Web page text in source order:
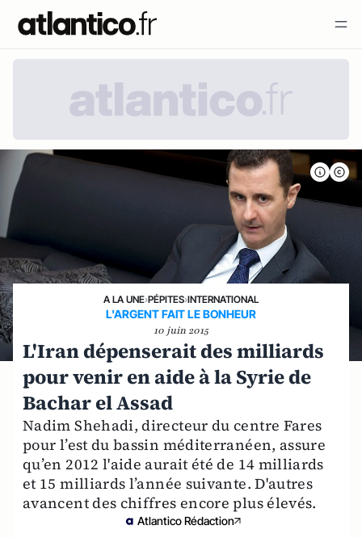
A LA UNE›PÉPITES›INTERNATIONAL
L'ARGENT FAIT LE BONHEUR
10 juin 2015
L'Iran dépenserait des milliards
pour venir en aide à la Syrie de
Bachar el Assad
Nadim Shehadi, directeur du centre Fares
pour l’est du bassin méditerranéen, assure
qu’en 2012 l'aide aurait été de 14 milliards
et 15 milliards l’année suivante. D'autres
avancent des chiffres encore plus élevés.
Atlantico Rédaction